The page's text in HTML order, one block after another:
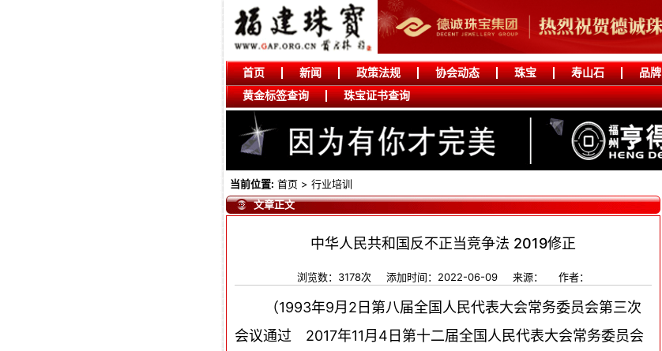
首页 新闻 政策法规 协会动态 珠宝 寿山石 品牌
黄金标签查询
珠宝证书查询
当前位置: 首页 > 行业培训
文章正文
中华人民共和国反不正当竞争法 2019修正
浏览数：3178次 添加时间：2022-06-09 来源： 作者：
（1993年9月2日第八届全国人民代表大会常务委员会第三次
会议通过 2017年11月4日第十二届全国人民代表大会常务委员会